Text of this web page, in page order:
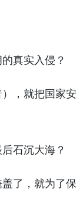
真实入侵？
，就把国家安
石沉大海？
了，就为了保